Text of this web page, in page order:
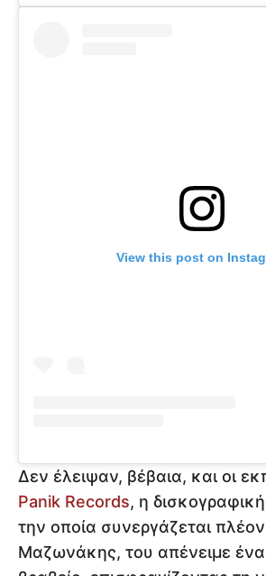
View this post on
Δεν έλειψαν, βέβαια, και οι
Panik Records, η δισκογραφική
την οποία συνεργάζεται
Μαζωνάκης, του απένειμε ένα